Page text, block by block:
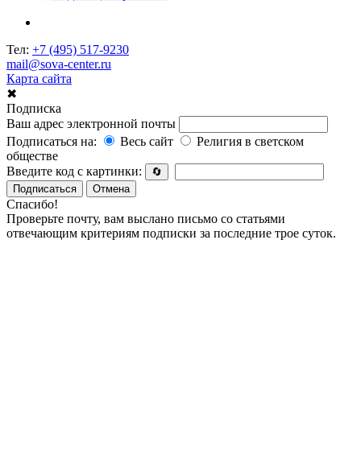
Тел: +7 (495) 517-9230
mail@sova-center.ru
Карта сайта
✖
Подписка
Ваш адрес электронной почты
Подписаться на:
Весь сайт
Религия в светском
обществе
Введите код с картинки:
🔄
Подписаться
Отмена
Спасибо!
Проверьте почту, вам выслано письмо со статьями
отвечающим критериям подписки за последние трое суток.